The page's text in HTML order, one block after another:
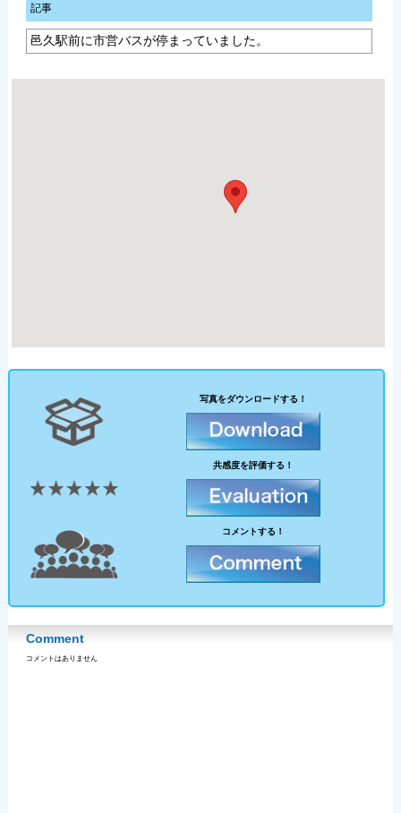
記事
邑久駅前に市営バスが停まっていました。
写真をダウンロードする！
共感度を評価する！
コメントする！
Comment
コメントはありません